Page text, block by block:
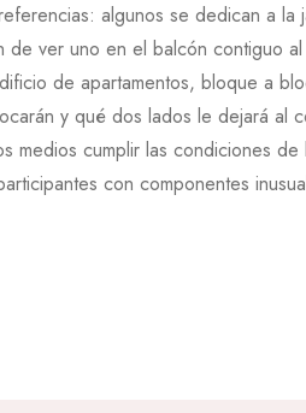
algunos se dedican a la
ver uno en el balcón contiguo
de apartamentos, bloque a
y qué dos lados le dejará al
cumplir las condiciones de
con componentes